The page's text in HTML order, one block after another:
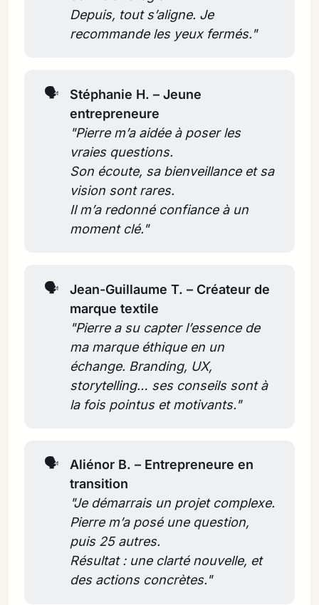
Depuis, tout s’aligne. Je
recommande les yeux fermés."
🗣️
Stéphanie H. – Jeune
entrepreneure
"Pierre m’a aidée à poser les
vraies questions.
Son écoute, sa bienveillance et sa
vision sont rares.
Il m’a redonné confiance à un
moment clé."
🗣️
Jean-Guillaume T. – Créateur de
marque textile
"Pierre a su capter l’essence de
ma marque éthique en un
échange. Branding, UX,
storytelling… ses conseils sont à
la fois pointus et motivants."
🗣️
Aliénor B. – Entrepreneure en
transition
Pierre m’a posé une question,
puis 25 autres.
Résultat : une clarté nouvelle, et
des actions concrètes."